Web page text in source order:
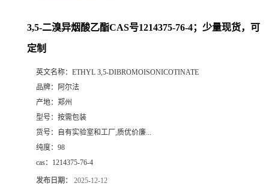
厅3,5-二溴异烟酸乙酯CAS号1214375-76-4；少量现货，可
定制
英文名称： ETHYL 3,5-DIBROMOISONICOTINATE
品牌：
阿尔法
产地： 郑州
型号： 按需包装
货号：
自有实验室和工厂,质优价廉...
纯度： 98
cas： 1214375-76-4
发布日期： 2025-12-12